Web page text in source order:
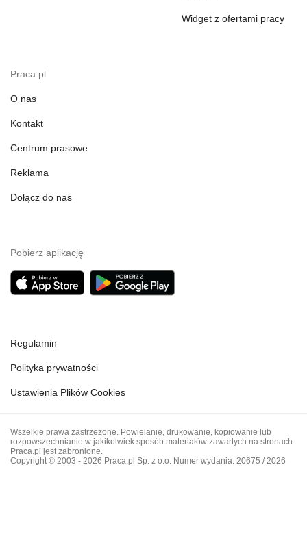
Widget z ofertami pracy
Praca.pl
O nas
Kontakt
Centrum prasowe
Reklama
Dołącz do nas
Pobierz aplikację
Regulamin
Polityka prywatności
Ustawienia Plików Cookies
Wszelkie prawa zastrzeżone. Powielanie, drukowanie, kopiowanie lub
rozpowszechnianie w jakikolwiek sposób materiałów zawartych na stronach
Praca.pl jest zabronione.
Copyright © 2003 - 2026 Praca.pl Sp. z o.o. Numer wydania: 20675 / 2026